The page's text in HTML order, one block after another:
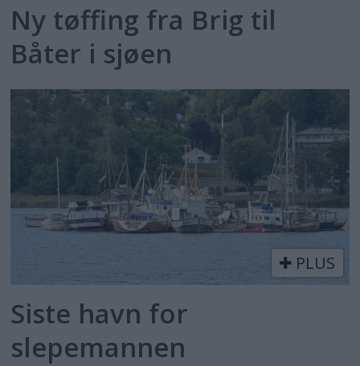
Ny tøffing fra Brig til
Båter i sjøen
PLUS
Siste havn for
slepemannen